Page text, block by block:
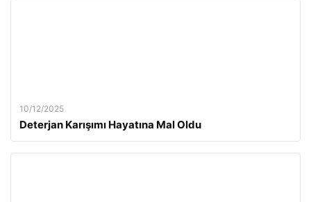
10/12/2025
Deterjan Karışımı Hayatına Mal Oldu